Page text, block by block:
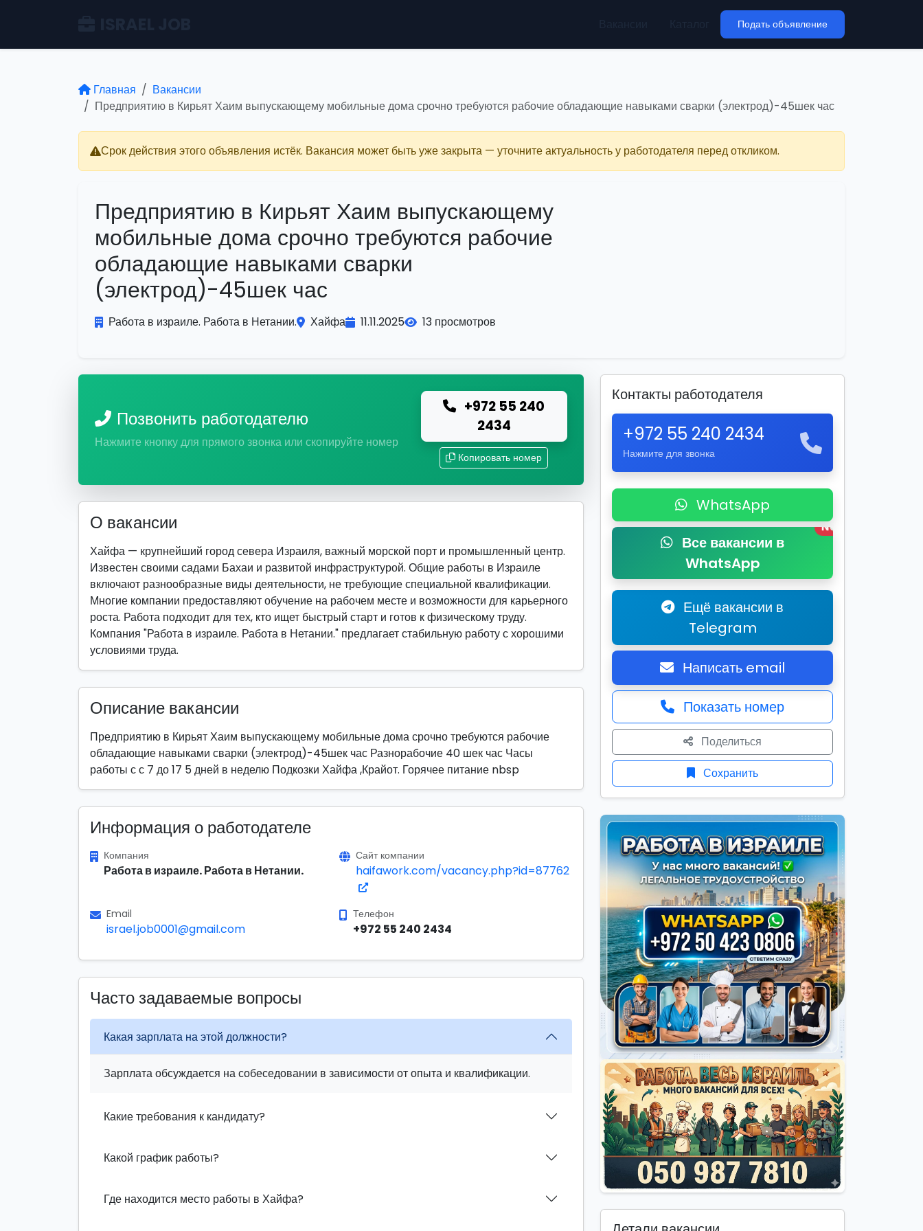
Подать объявление
Главная
Вакансии
Предприятию в Кирьят Хаим выпускающему мобильные дома срочно требуются рабочие обладающие навыками сварки (электрод)-45шек час
Срок действия этого объявления истёк. Вакансия может быть уже закрыта — уточните актуальность у работодателя перед откликом.
Предприятию в Кирьят Хаим выпускающему
мобильные дома срочно требуются рабочие
обладающие навыками сварки
(электрод)-45шек час
Работа в израиле. Работа в Нетании. Хайфа 11.11.2025 13 просмотров
Позвонить работодателю
Нажмите кнопку для прямого звонка или скопируйте номер
+972 55 240
2434
Копировать номер
О вакансии
Хайфа — крупнейший город севера Израиля, важный морской порт и промышленный центр.
Известен своими садами Бахаи и развитой инфраструктурой. Общие работы в Израиле
включают разнообразные виды деятельности, не требующие специальной квалификации.
Многие компании предоставляют обучение на рабочем месте и возможности для карьерного
роста. Работа подходит для тех, кто ищет быстрый старт и готов к физическому труду.
Компания "Работа в израиле. Работа в Нетании." предлагает стабильную работу с хорошими
условиями труда.
Описание вакансии
Предприятию в Кирьят Хаим выпускающему мобильные дома срочно требуются рабочие
обладающие навыками сварки (электрод)-45шек час Разнорабочие 40 шек час Часы
работы с с 7 до 17 5 дней в неделю Подкозки Хайфа ,Крайот. Горячее питание nbsp
Информация о работодателе
Компания
Работа в израиле. Работа в Нетании.
Сайт компании
haifawork.com/vacancy.php?id=87762
Email
israel.job0001@gmail.com
Телефон
+972 55 240 2434
Часто задаваемые вопросы
Какая зарплата на этой должности?
Зарплата обсуждается на собеседовании в зависимости от опыта и квалификации.
Какие требования к кандидату?
Какой график работы?
Где находится место работы в Хайфа?
Контакты работодателя
+972 55 240 2434
Нажмите для звонка
WhatsApp
Все вакансии в
WhatsApp
New
Ещё вакансии в
Telegram
Написать email
Показать номер
Поделиться
Сохранить